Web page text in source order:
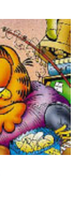
te
waar ze gebruik
in het
wordt dit gelukkig
of desnoods met
wordt het zonder
onderzoeken
werknemers
terug in de